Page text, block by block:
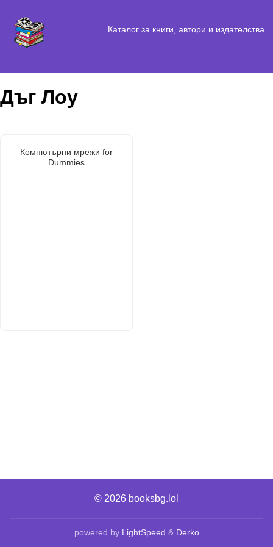
Каталог за книги, автори и издателства
Дъг Лоу
Компютърни мрежи for
Dummies
© 2026 booksbg.lol
powered by LightSpeed & Derko